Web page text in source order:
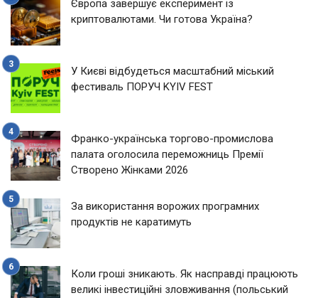
Європа завершує експеримент із
криптовалютами. Чи готова Україна?
У Києві відбудеться масштабний міський
фестиваль ПОРУЧ KYIV FEST
Франко-українська торгово-промислова
палата оголосила переможниць Премії
Створено Жінками 2026
За використання ворожих програмних
продуктів не каратимуть
Коли гроші зникають. Як насправді працюють
великі інвестиційні зловживання (польський